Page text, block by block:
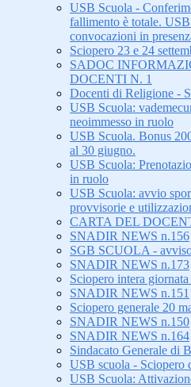
USB Scuola -
fallimento è totale.
convocazioni in
Sciopero 23 e 24
SADOC
DOCENTI N. 1
Docenti di Religione -
USB Scuola:
neoimmesso in ruolo
USB Scuola. Bonus
al 30 giugno.
USB Scuola:
in ruolo
USB Scuola: avvio
provvisorie e
CARTA DEL
SNADIR NEWS n.156
SGB SCUOLA -
SNADIR NEWS n.173
Sciopero intera
SNADIR NEWS n.151
Sciopero generale 20
SNADIR NEWS n.150
SNADIR NEWS n.164
Sindacato Generale di
USB scuola - Sciopero
USB Scuola: